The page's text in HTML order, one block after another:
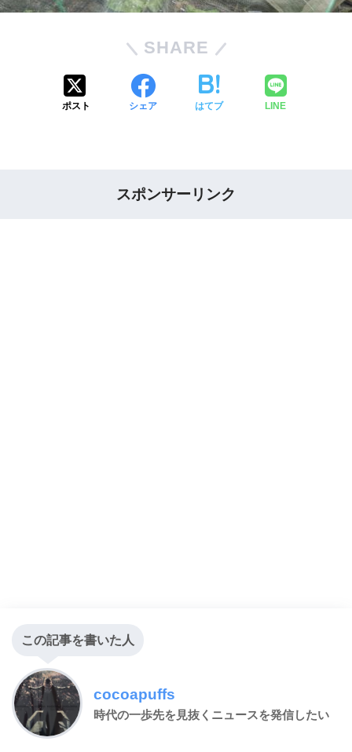
SHARE
ポスト シェア はてブ LINE
スポンサーリンク
この記事を書いた人
cocoapuffs
時代の一歩先を見抜くニュースを発信したい